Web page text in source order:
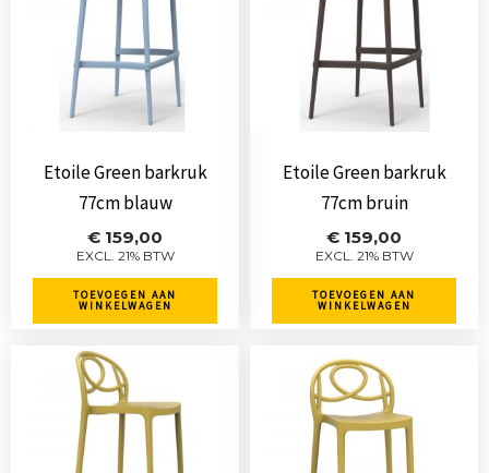
Etoile Green barkruk
77cm blauw
€ 159,00
EXCL. 21% BTW
TOEVOEGEN AAN
WINKELWAGEN
Etoile Green barkruk
77cm bruin
€ 159,00
EXCL. 21% BTW
TOEVOEGEN AAN
WINKELWAGEN